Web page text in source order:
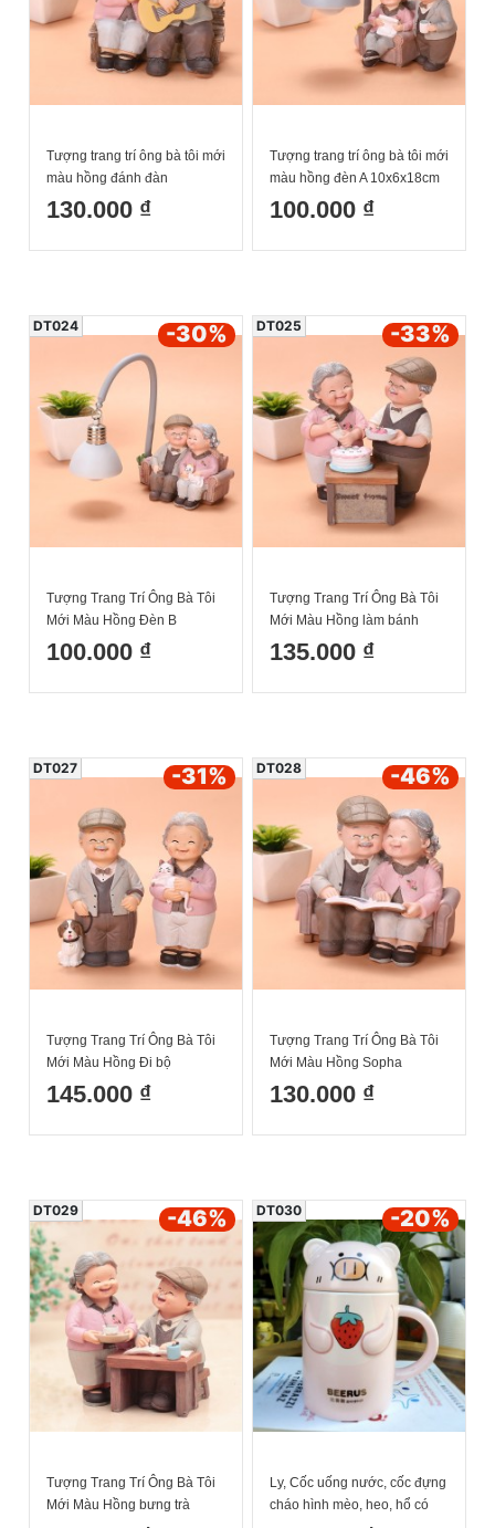
Tượng trang trí ông bà tôi mới
màu hồng đánh đàn
13x8.2x12cm
130.000 ₫
Tượng trang trí ông bà tôi mới
màu hồng đèn A 10x6x18cm
100.000 ₫
Tượng Trang Trí Ông Bà Tôi
Mới Màu Hồng Đèn B
10x6x18cm
100.000 ₫
DT024 -30%
Tượng Trang Trí Ông Bà Tôi
Mới Màu Hồng làm bánh
12.5x9.5x13cm
135.000 ₫
DT025 -33%
Tượng Trang Trí Ông Bà Tôi
Mới Màu Hồng Đi bộ
7.5x5.5x13cm
145.000 ₫
DT027 -31%
Tượng Trang Trí Ông Bà Tôi
Mới Màu Hồng Sopha
13.5x9.5x11.5cm
130.000 ₫
DT028 -46%
Tượng Trang Trí Ông Bà Tôi
Mới Màu Hồng bưng trà
DT029 -46%
Ly, Cốc uống nước, cốc đựng
cháo hình mèo, heo, hổ có
DT030 -20%